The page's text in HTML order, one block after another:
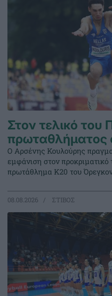
Στον τελικό του
πρωταθλήματος
Ο Αρσένης Κουλούρης
εμφάνιση στον
πρωτάθλημα Κ20 του
08.08.2026 ΣΤΙΒΟΣ